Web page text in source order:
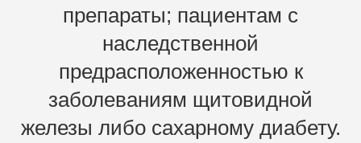
препараты; пациентам с
наследственной
предрасположенностью к
заболеваниям щитовидной
железы либо сахарному диабету.